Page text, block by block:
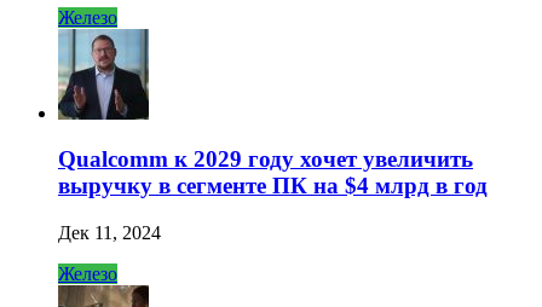
Железо
Qualcomm к 2029 году хочет увеличить
выручку в сегменте ПК на $4 млрд в год
Дек 11, 2024
Железо